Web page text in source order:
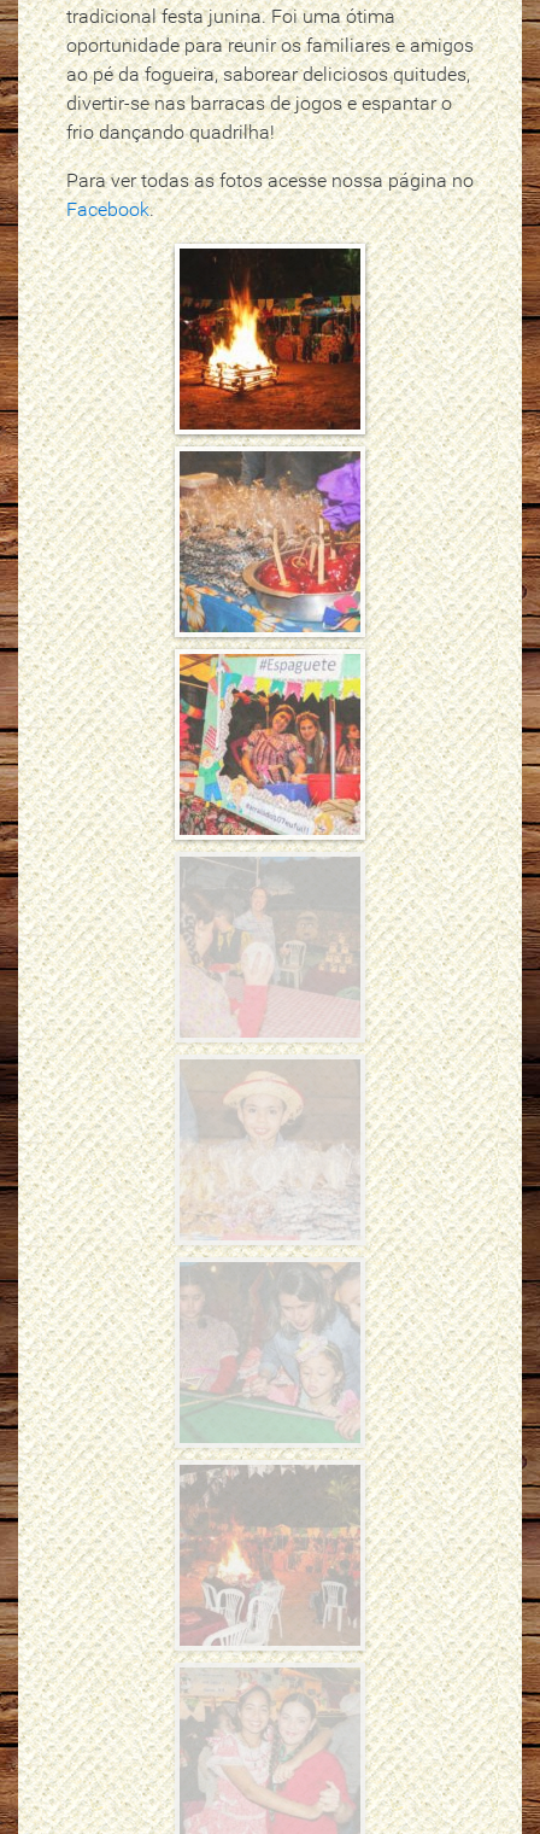
tradicional festa junina. Foi uma ótima
oportunidade para reunir os familiares e amigos
ao pé da fogueira, saborear deliciosos quitudes,
divertir-se nas barracas de jogos e espantar o
frio dançando quadrilha!
Para ver todas as fotos acesse nossa página no
Facebook.